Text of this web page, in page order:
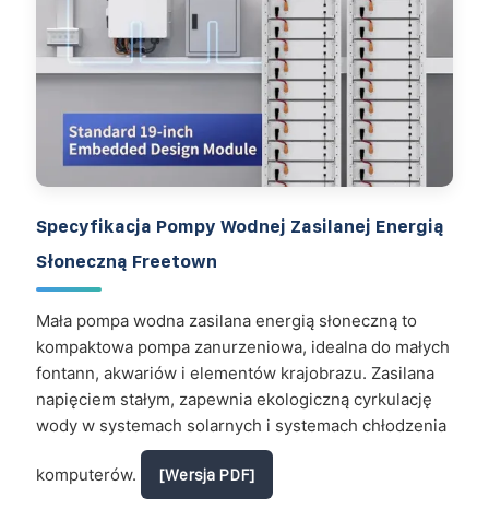
Specyfikacja Pompy Wodnej Zasilanej Energią
Słoneczną Freetown
Mała pompa wodna zasilana energią słoneczną to
kompaktowa pompa zanurzeniowa, idealna do małych
fontann, akwariów i elementów krajobrazu. Zasilana
napięciem stałym, zapewnia ekologiczną cyrkulację
wody w systemach solarnych i systemach chłodzenia
komputerów. [Wersja PDF]